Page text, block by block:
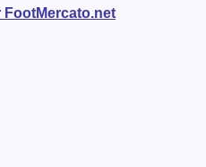
FootMercato.net